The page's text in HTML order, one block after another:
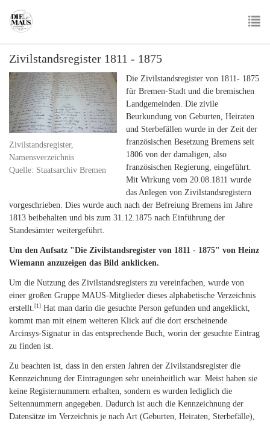
main
Zivilstandsregister 1811 - 1875
Zivilstandsregister,
Namensverzeichnis
Quelle: Staatsarchiv Bremen
Die Zivilstandsregister von 1811- 1875
für Bremen-Stadt und die bremischen
Landgemeinden. Die zivile
Beurkundung von Geburten, Heiraten
und Sterbefällen wurde in der Zeit der
französischen Besetzung Bremens seit
1806 von der damaligen, also
französischen Regierung, eingeführt.
Mit Wirkung vom 20.08.1811 wurde
das Anlegen von Zivilstandsregistern
vorgeschrieben. Dies wurde auch nach der Befreiung Bremens im Jahre
1813 beibehalten und bis zum 31.12.1875 nach Einführung der
Standesämter weitergeführt.
Um den Aufsatz "Die Zivilstandsregister von 1811 - 1875" von Heinz
Wiemann anzuzeigen das Bild anklicken.
Um die Nutzung des Zivilstandsregisters zu vereinfachen, wurde von
einer großen Gruppe MAUS-Mitglieder dieses alphabetische Verzeichnis
erstellt. [1] Hat man darin die gesuchte Person gefunden und angeklickt,
kommt man mit einem weiteren Klick auf die dort erscheinende
Arcinsys-Signatur in das entsprechende Buch, worin der gesuchte Eintrag
zu finden ist.
Zu beachten ist, dass in den ersten Jahren der Zivilstandsregister die
Kennzeichnung der Eintragungen sehr uneinheitlich war. Meist haben sie
keine Registernummern erhalten, sondern es wurden lediglich die
Seitennummern angegeben. Dadurch ist auch die Kennzeichnung der
Datensätze im Verzeichnis je nach Art (Geburten, Heiraten, Sterbefälle),